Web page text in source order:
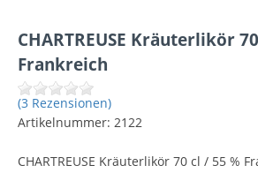
CHARTREUSE Kräuterlikör
Frankreich
(3 Rezensionen)
Artikelnummer: 2122
CHARTREUSE Kräuterlikör 70 cl / 55 %